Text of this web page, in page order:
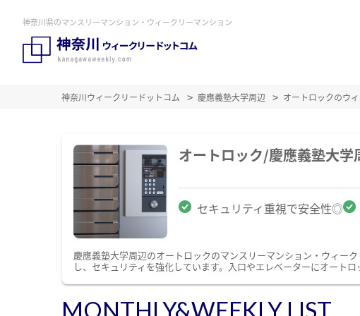
神奈川県のマンスリーマンション・ウィークリーマンション
神奈川ウィークリードットコム 慶應義塾大学周辺 オートロックのウ
オートロック/慶應義塾大
セキュリティ重視で安全性◎
慶應義塾大学周辺のオートロックのマンスリーマンション・ウィー
し、セキュリティを強化しています。入口やエレベーターにオート
MONTHLY&WEEKLY LIST